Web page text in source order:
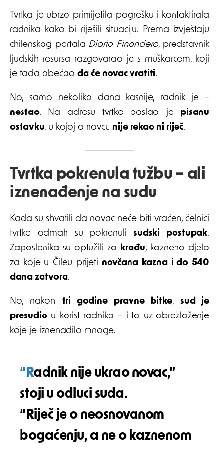
Tvrtka je ubrzo primijetila pogrešku i kontaktirala
radnika kako bi riješili situaciju. Prema izvještaju
chilenskog portala Diario Financiero, predstavnik
ljudskih resursa razgovarao je s muškarcem, koji
je tada obećao da će novac vratiti.
No, samo nekoliko dana kasnije, radnik je –
nestao. Na adresu tvrtke poslao je pisanu
ostavku, u kojoj o novcu nije rekao ni riječ.
Tvrtka pokrenula tužbu – ali
iznenađenje na sudu
Kada su shvatili da novac neće biti vraćen, čelnici
tvrtke odmah su pokrenulisudski postupak.
Zaposlenika su optužili za krađu, kazneno djelo
za koje u Čileu prijeti novčana kazna i do 540
dana zatvora.
No, nakon tri godine pravne bitke, sud je
presudio u korist radnika – i to uz obrazloženje
koje je iznenadilo mnoge.
“Radnik nije ukrao novac,”
stoji u odluci suda.
“Riječ je o neosnovanom
bogaćenju, a ne o kaznenom